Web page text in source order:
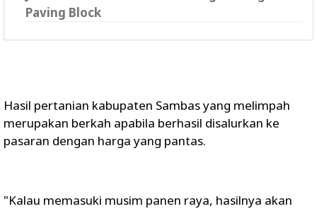
Paving Block
Hasil pertanian kabupaten Sambas yang melimpah
merupakan berkah apabila berhasil disalurkan ke
pasaran dengan harga yang pantas.
"Kalau memasuki musim panen raya, hasilnya akan